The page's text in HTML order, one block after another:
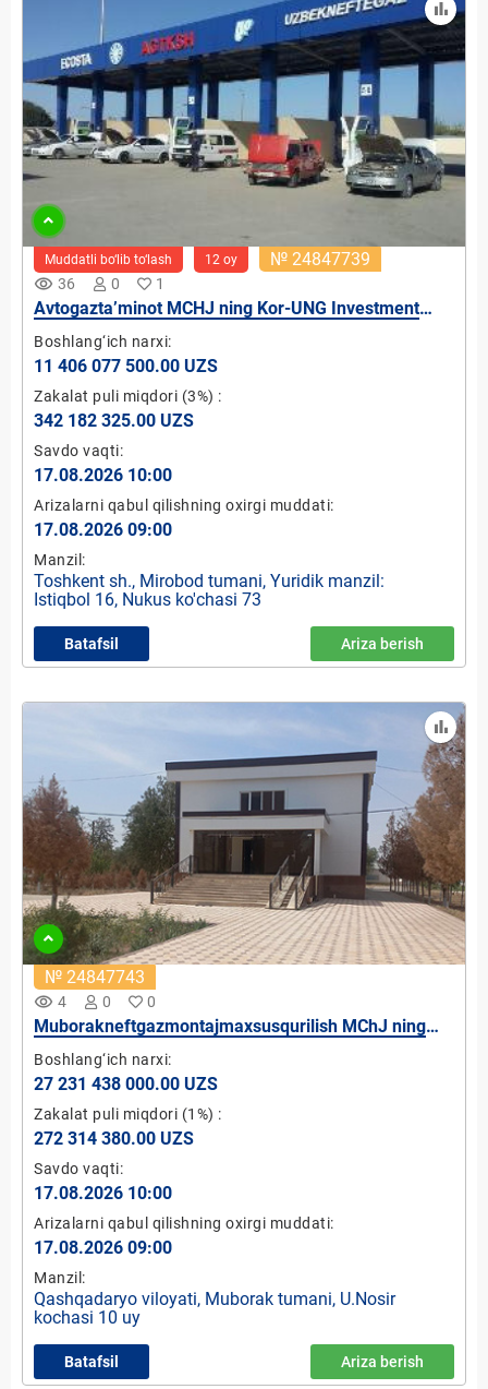
remove_red_eye 36 0 1
Muddatli bo‘lib to‘lash 12 oy № 24847739
Avtogazta’minot MCHJ ning Kor-UNG Investment
MCHJ qo`shma korxonasidagi ulushi
Boshlang‘ich narxi:
11 406 077 500.00 UZS
Zakalat puli miqdori (3%) :
342 182 325.00 UZS
Savdo vaqti:
17.08.2026 10:00
Arizalarni qabul qilishning oxirgi muddati:
17.08.2026 09:00
Manzil:
Toshkent sh., Mirobod tumani, Yuridik manzil:
Istiqbol 16, Nukus ko'chasi 73
Batafsil Ariza berish
remove_red_eye 4 0 0
№ 24847743
Muborakneftgazmontajmaxsusqurilish MChJ ning
"Muborakneftgazmontaj" AJ ga tegishli 100 % Ulushi
Boshlang‘ich narxi:
27 231 438 000.00 UZS
Zakalat puli miqdori (1%) :
272 314 380.00 UZS
Savdo vaqti:
17.08.2026 10:00
Arizalarni qabul qilishning oxirgi muddati:
17.08.2026 09:00
Manzil:
Qashqadaryo viloyati, Muborak tumani, U.Nosir
kochasi 10 uy
Batafsil Ariza berish